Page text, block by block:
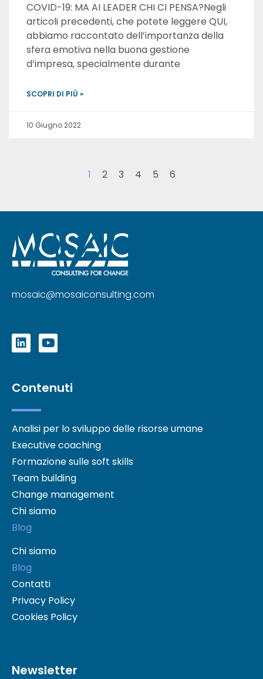
COVID-19: MA AI LEADER CHI CI PENSA?Negli
articoli precedenti, che potete leggere QUI,
abbiamo raccontato dell’importanza della
sfera emotiva nella buona gestione
d’impresa, specialmente durante
SCOPRI DI PIÙ »
10 Giugno 2022
1 2 3 4 5 6
mosaic@mosaiconsulting.com
Contenuti
Analisi per lo sviluppo delle risorse umane
Executive coaching
Formazione sulle soft skills
Team building
Change management
Chi siamo
Blog
Chi siamo
Blog
Contatti
Privacy Policy
Cookies Policy
Newsletter